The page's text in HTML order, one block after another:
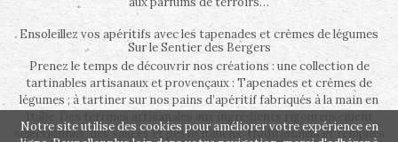
Ensoleillez vos apéritifs avec les tapenades et crèmes de légumes
Sur le Sentier des Bergers
Prenez le temps de découvrir nos créations : une collection de
tartinables artisanaux et provençaux : Tapenades et crèmes de
légumes ; à tartiner sur nos pains d’apéritif fabriqués à la main en
sélectionnés, des sauces et pesto italiens, traditionnels et remplies
Notre site utilise des cookies pour améliorer votre expérience en